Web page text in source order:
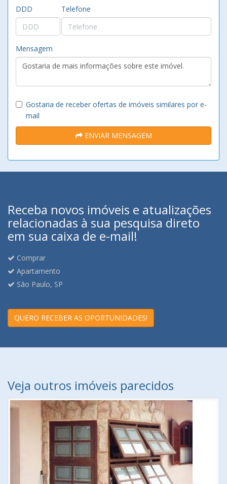
DDD Telefone
Mensagem
Gostaria de receber ofertas de imóveis similares por e-
mail
ENVIAR MENSAGEM
Receba novos imóveis e atualizações
relacionadas à sua pesquisa direto
em sua caixa de e-mail!
Comprar
Apartamento
São Paulo, SP
QUERO RECEBER AS OPORTUNIDADES!
Veja outros imóveis parecidos